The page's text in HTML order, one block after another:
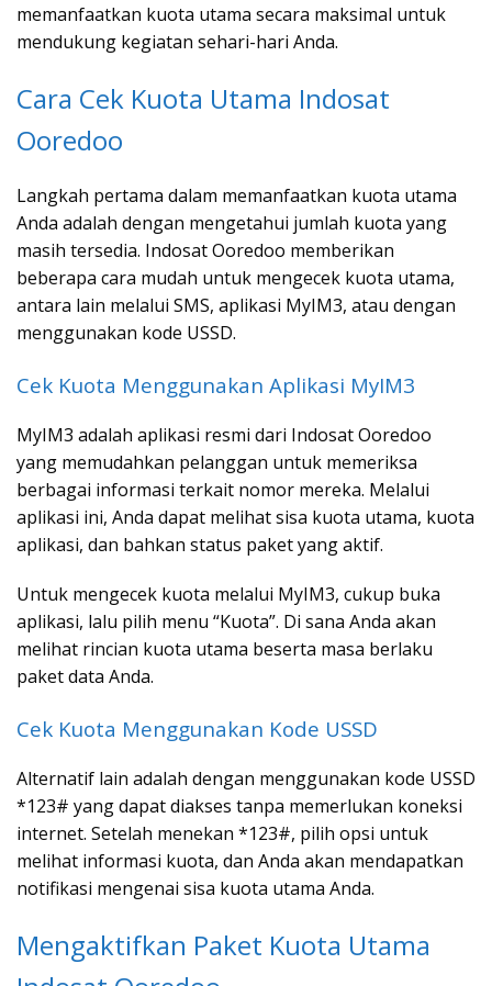
memanfaatkan kuota utama secara maksimal untuk
mendukung kegiatan sehari-hari Anda.
Cara Cek Kuota Utama Indosat
Ooredoo
Langkah pertama dalam memanfaatkan kuota utama
Anda adalah dengan mengetahui jumlah kuota yang
masih tersedia. Indosat Ooredoo memberikan
beberapa cara mudah untuk mengecek kuota utama,
antara lain melalui SMS, aplikasi MyIM3, atau dengan
menggunakan kode USSD.
Cek Kuota Menggunakan Aplikasi MyIM3
MyIM3 adalah aplikasi resmi dari Indosat Ooredoo
yang memudahkan pelanggan untuk memeriksa
berbagai informasi terkait nomor mereka. Melalui
aplikasi ini, Anda dapat melihat sisa kuota utama, kuota
aplikasi, dan bahkan status paket yang aktif.
Untuk mengecek kuota melalui MyIM3, cukup buka
aplikasi, lalu pilih menu “Kuota”. Di sana Anda akan
melihat rincian kuota utama beserta masa berlaku
paket data Anda.
Cek Kuota Menggunakan Kode USSD
Alternatif lain adalah dengan menggunakan kode USSD
*123# yang dapat diakses tanpa memerlukan koneksi
internet. Setelah menekan *123#, pilih opsi untuk
melihat informasi kuota, dan Anda akan mendapatkan
notifikasi mengenai sisa kuota utama Anda.
Mengaktifkan Paket Kuota Utama